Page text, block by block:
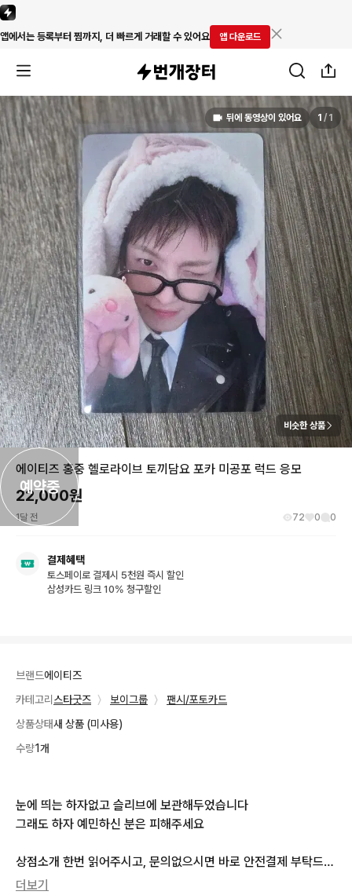
앱에서는 등록부터 찜까지, 더 빠르게 거래할 수 있어요 앱 다운로드
예약중
뒤에 동영상이 있어요 1 / 1
비슷한 상품
에이티즈 홍중 헬로라이브 토끼담요 포카 미공포 럭드 응모
22,000원
1달 전 72 0 0
결제혜택
토스페이로 결제시 5천원 즉시 할인
삼성카드 링크 10% 청구할인
브랜드에이티즈
카테고리 스타굿즈 〉 보이그룹 〉
팬시/포토카드
상품상태새 상품 (미사용)
수량1개
눈에 띄는 하자없고 슬리브에 보관해두었습니다
그래도 하자 예민하신 분은 피해주세요
상점소개 한번 읽어주시고, 문의없으시면 바로 안전결제 부탁드립
니다!
더보기